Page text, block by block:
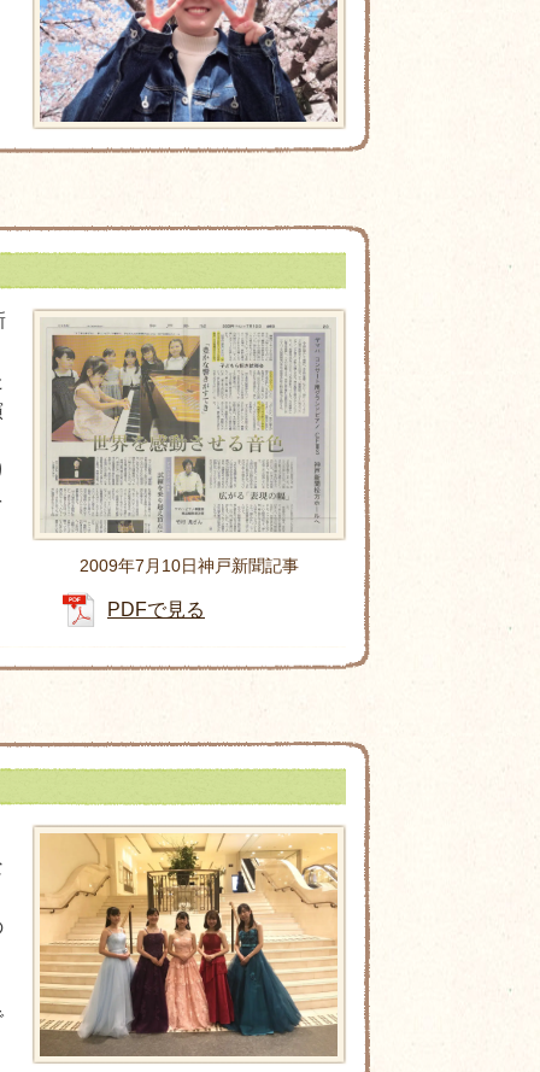
2009年7月10日神戸新聞記事
PDFで見る